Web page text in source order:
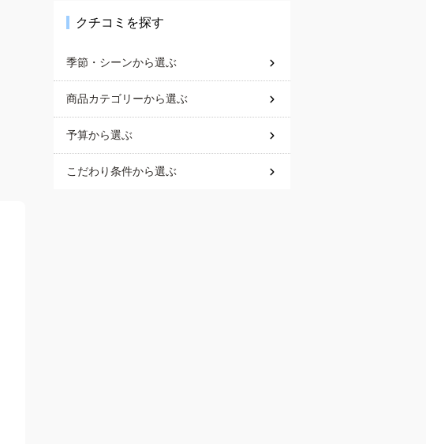
クチコミを探す
季節・シーンから選ぶ
商品カテゴリーから選ぶ
予算から選ぶ
こだわり条件から選ぶ